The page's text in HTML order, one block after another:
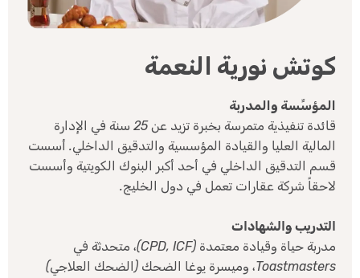
كوتش نورية النعمة
المؤسِّسة والمدربة
قائدة تنفيذية متمرسة بخبرة تزيد عن 25 سنة في الإدارة
المالية العليا والقيادة المؤسسية والتدقيق الداخلي. أسست
قسم التدقيق الداخلي في أحد أكبر البنوك الكويتية وأسست
لاحقاً شركة عقارات تعمل في دول الخليج.
التدريب والشهادات
مدربة حياة وقيادة معتمدة (CPD, ICF)، متحدثة في
Toastmasters، وميسرة يوغا الضحك (الضحك العلاجي)